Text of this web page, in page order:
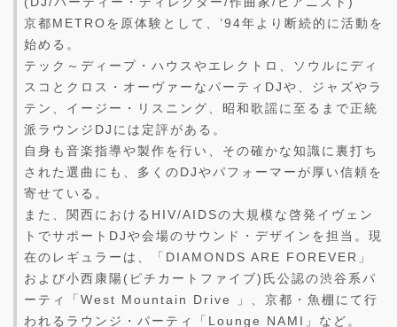
京都METROを原体験として、’94年より断続的に活動を
始める。
テック～ディープ・ハウスやエレクトロ、ソウルにディ
スコとクロス・オーヴァーなパーティDJや、ジャズやラ
テン、イージー・リスニング、昭和歌謡に至るまで正統
派ラウンジDJには定評がある。
自身も音楽指導や製作を行い、その確かな知識に裏打ち
された選曲にも、多くのDJやパフォーマーが厚い信頼を
寄せている。
また、関西におけるHIV/AIDSの大規模な啓発イヴェン
トでサポートDJや会場のサウンド・デザインを担当。現
在のレギュラーは、「DIAMONDS ARE FOREVER」
および小西康陽(ピチカートファイブ)氏公認の渋谷系パ
ーティ「West Mountain Drive 」、京都・魚棚にて行
われるラウンジ・パーティ「Lounge NAMI」など。